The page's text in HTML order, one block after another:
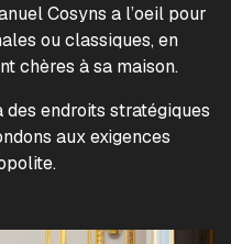
Cosyns a l’oeil pour
ou classiques, en
chères à sa maison.
endroits stratégiques
aux exigences